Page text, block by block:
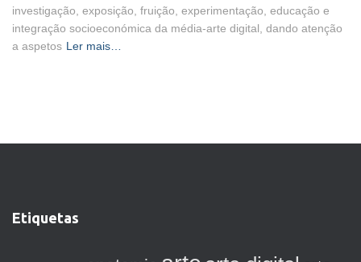
investigação, exposição, fruição, experimentação, educação e
integração socioeconómica da média-arte digital, dando atenção
a aspetos Ler mais…
Etiquetas